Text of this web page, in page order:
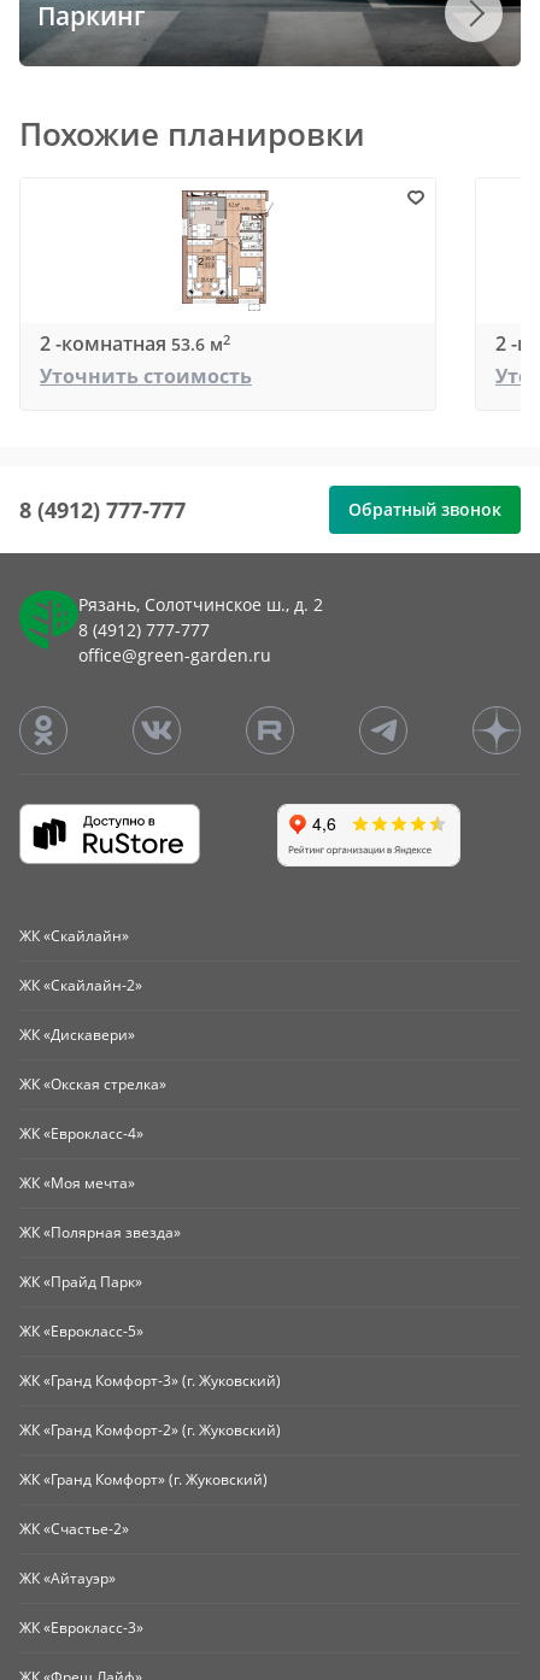
Паркинг
Похожие планировки
2 -комнатная 53.6 м2
Уточнить стоимость
2 -
8 (4912) 777-777 Обратный звонок
Рязань, Солотчинское ш., д. 2
8 (4912) 777-777
office@green-garden.ru
ЖК «Скайлайн»
ЖК «Скайлайн-2»
ЖК «Дискавери»
ЖК «Окская стрелка»
ЖК «Еврокласс-4»
ЖК «Моя мечта»
ЖК «Полярная звезда»
ЖК «Прайд Парк»
ЖК «Еврокласс-5»
ЖК «Гранд Комфорт-3» (г. Жуковский)
ЖК «Гранд Комфорт-2» (г. Жуковский)
ЖК «Гранд Комфорт» (г. Жуковский)
ЖК «Счастье-2»
ЖК «Айтауэр»
ЖК «Еврокласс-3»